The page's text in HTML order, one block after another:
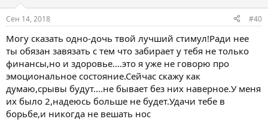
Сен 14, 2018 #40
Могу сказать одно-дочь твой лучший стимул!Ради нее
ты обязан завязать с тем что забирает у тебя не только
финансы,но и здоровье....это я уже не говорю про
эмоциональное состояние.Сейчас скажу как
думаю,срывы будут....не бывает без них наверное.У меня
их было 2,надеюсь больше не будет.Удачи тебе в
борьбе,и никогда не вешать нос